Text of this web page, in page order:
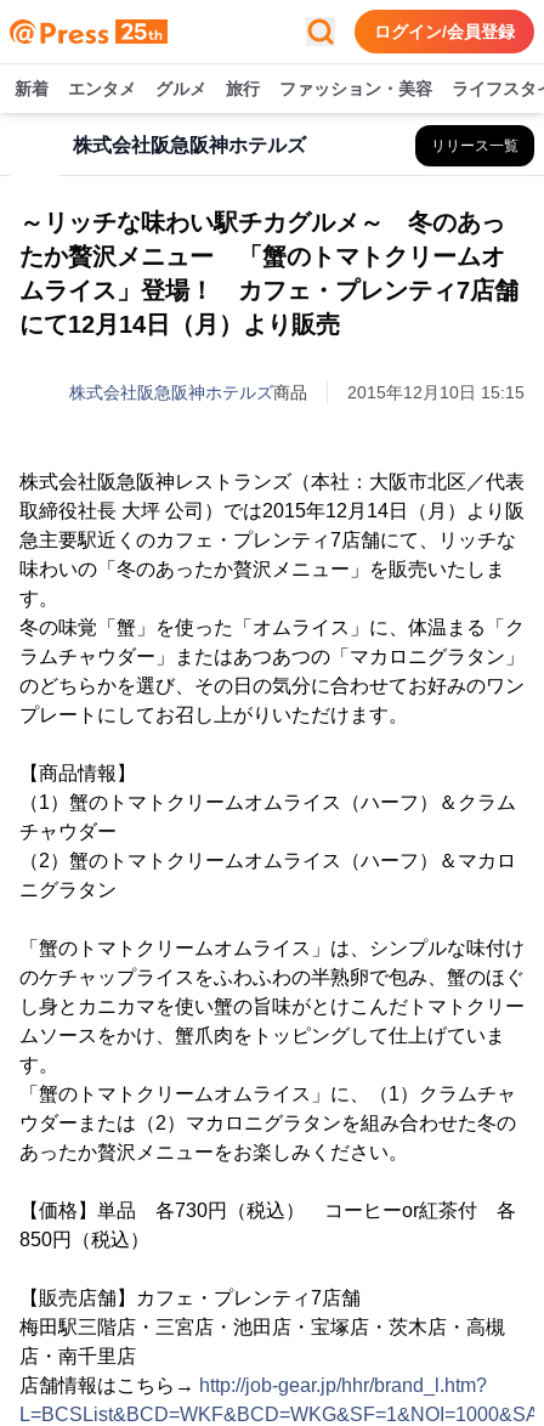
ログイン/会員登録
新着 エンタメ グルメ 旅行 ファッション・美容 ライフスタ
株式会社阪急阪神ホテルズ リリース一覧
～リッチな味わい駅チカグルメ～ 冬のあっ
たか贅沢メニュー 「蟹のトマトクリームオ
ムライス」登場！ カフェ・プレンティ7店舗
にて12月14日（月）より販売
株式会社阪急阪神ホテルズ商品 2015年12月10日 15:15
株式会社阪急阪神レストランズ（本社：大阪市北区／代表
取締役社長 大坪 公司）では2015年12月14日（月）より阪
急主要駅近くのカフェ・プレンティ7店舗にて、リッチな
味わいの「冬のあったか贅沢メニュー」を販売いたしま
す。
冬の味覚「蟹」を使った「オムライス」に、体温まる「ク
ラムチャウダー」またはあつあつの「マカロニグラタン」
のどちらかを選び、その日の気分に合わせてお好みのワン
プレートにしてお召し上がりいただけます。
【商品情報】
（1）蟹のトマトクリームオムライス（ハーフ）＆クラム
チャウダー
（2）蟹のトマトクリームオムライス（ハーフ）＆マカロ
ニグラタン
「蟹のトマトクリームオムライス」は、シンプルな味付け
のケチャップライスをふわふわの半熟卵で包み、蟹のほぐ
し身とカニカマを使い蟹の旨味がとけこんだトマトクリー
ムソースをかけ、蟹爪肉をトッピングして仕上げていま
す。
「蟹のトマトクリームオムライス」に、（1）クラムチャ
ウダーまたは（2）マカロニグラタンを組み合わせた冬の
あったか贅沢メニューをお楽しみください。
【価格】単品 各730円（税込） コーヒーor紅茶付 各
850円（税込）
【販売店舗】カフェ・プレンティ7店舗
梅田駅三階店・三宮店・池田店・宝塚店・茨木店・高槻
店・南千里店
店舗情報はこちら→ http://job-gear.jp/hhr/brand_l.htm?